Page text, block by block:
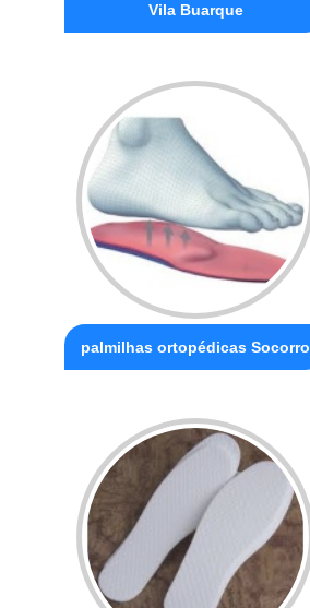
Vila Buarque
palmilhas ortopédicas Socorro